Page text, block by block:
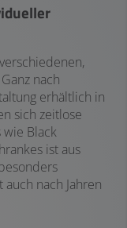
nach
erhältlich in
sich zeitlose
Black
ist aus
nach Jahren